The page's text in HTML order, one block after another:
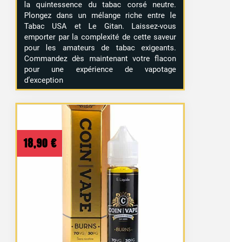
la quintessence du tabac corsé neutre.
Plongez dans un mélange riche entre le
Tabac USA et Le Gitan. Laissez-vous
emporter par la complexité de cette saveur
pour les amateurs de tabac exigeants.
Commandez dès maintenant votre flacon
pour une expérience de vapotage
d’exception
18,90 €